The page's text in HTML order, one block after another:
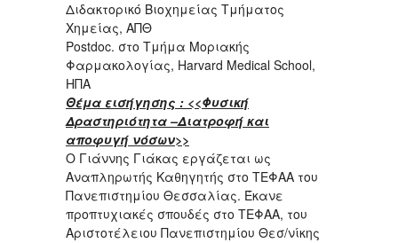
Διδακτορικό Βιοχημείας Τμήματος
Χημείας, ΑΠΘ
Postdoc. στο Τμήμα Μοριακής
Φαρμακολογίας, Harvard Medical School,
ΗΠΑ
Θέμα εισήγησης : <<Φυσική
Δραστηριότητα –Διατροφή και
αποφυγή νόσων>>
Ο Γιάννης Γιάκας εργάζεται ως
Αναπληρωτής Καθηγητής στο ΤΕΦΑΑ του
Πανεπιστημίου Θεσσαλίας. Έκανε
προπτυχιακές σπουδές στο ΤΕΦΑΑ, του
Αριστοτέλειου Πανεπιστημίου Θεσ/νίκης